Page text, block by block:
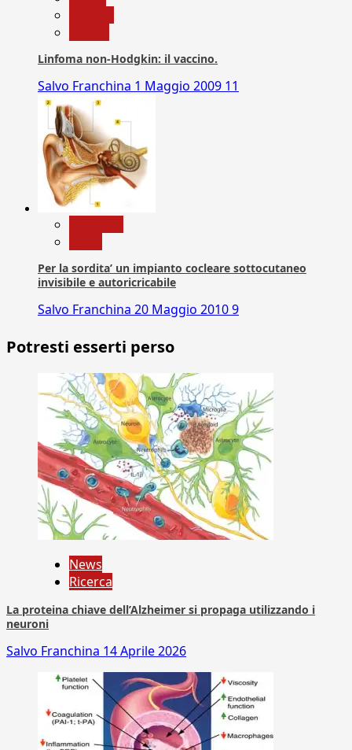
Linfoma non-Hodgkin: il vaccino.
Salvo Franchina 1 Maggio 2009 11
Per la sordita’ un impianto cocleare sottocutaneo
invisibile e autoricricabile
Salvo Franchina 20 Maggio 20109
Potresti esserti perso
News
Ricerca
La proteina chiave dell’Alzheimer si propaga utilizzando i
neuroni
Salvo Franchina 14 Aprile 2026